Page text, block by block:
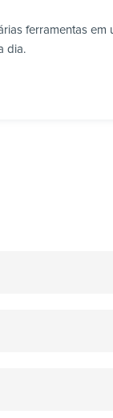
ferramentas em
dia.